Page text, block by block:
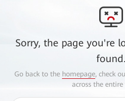
Sorry, the page you're
found.
Go back to the homepage, check
across the entire